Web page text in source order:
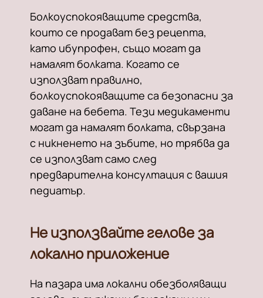
Болкоуспокояващите средства,
които се продават без рецепта,
като ибупрофен, също могат да
намалят болката. Когато се
използват правилно,
болкоуспокояващите са безопасни за
даване на бебета. Тези медикаменти
могат да намалят болката, свързана
с никненето на зъбите, но трябва да
се използват само след
предварителна консултация с вашия
педиатър.
Не използвайте гелове за
локално приложение
На пазара има локални обезболяващи